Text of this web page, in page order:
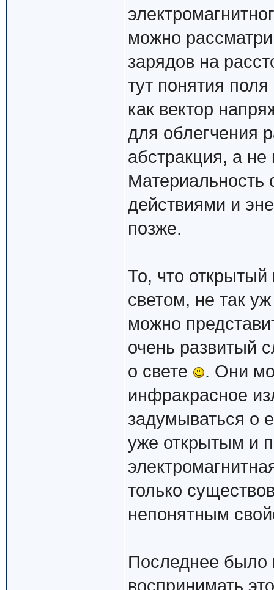
можно
зарядов на
тут понятия
как вектор
для облегчения
абстракция, а не
действиями и
позже.
То, что
светом, не так
можно
очень развитый
о свете
. Они
инфракрасное
задумываться о
уже открытым и
только
непонятным
Последнее было
воспринимать